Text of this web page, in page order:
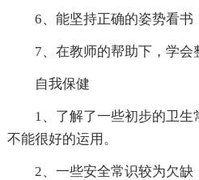
6、能坚持正确的姿势看书
7、在教师的帮助下，学会
自我保健
1、了解了一些初步的卫
不能很好的运用。
2、一些安全常识较为欠缺